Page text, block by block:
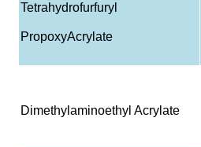
Tetrahydrofurfuryl
PropoxyAcrylate
Dimethylaminoethyl Acrylate